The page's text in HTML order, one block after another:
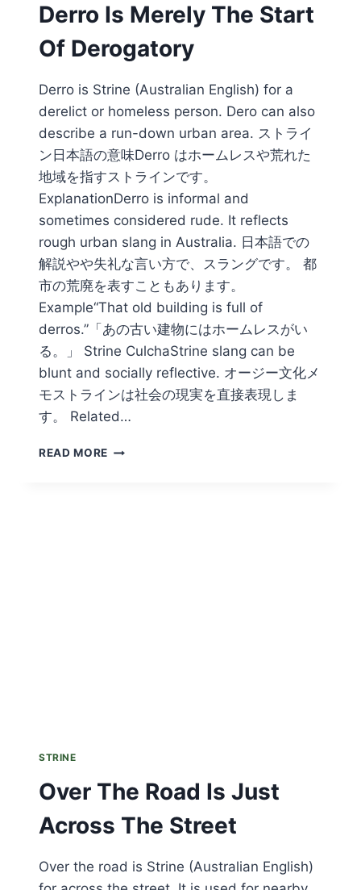
Derro Is Merely The Start
Of Derogatory
Derro is Strine (Australian English) for a
derelict or homeless person. Dero can also
describe a run-down urban area. ストライ
ン日本語の意味Derro はホームレスや荒れた
地域を指すストラインです。
ExplanationDerro is informal and
sometimes considered rude. It reflects
rough urban slang in Australia. 日本語での
解説やや失礼な言い方で、スラングです。 都
市の荒廃を表すこともあります。
Example“That old building is full of
derros.”「あの古い建物にはホームレスがい
る。」 Strine CulchaStrine slang can be
blunt and socially reflective. オージー文化メ
モストラインは社会の現実を直接表現しま
す。 Related…
READ MORE DERRO
STRINE
Over The Road Is Just
Across The Street
Over the road is Strine (Australian English)